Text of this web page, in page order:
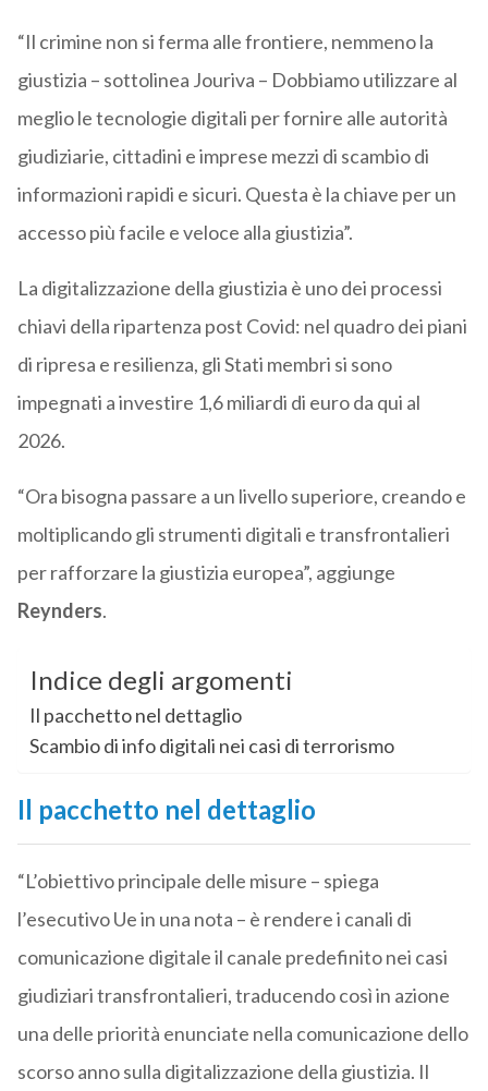
“Il crimine non si ferma alle frontiere, nemmeno la
giustizia – sottolinea Jouriva – Dobbiamo utilizzare al
meglio le tecnologie digitali per fornire alle autorità
giudiziarie, cittadini e imprese mezzi di scambio di
informazioni rapidi e sicuri. Questa è la chiave per un
accesso più facile e veloce alla giustizia”.
La digitalizzazione della giustizia è uno dei processi
chiavi della ripartenza post Covid: nel quadro dei piani
di ripresa e resilienza, gli Stati membri si sono
impegnati a investire 1,6 miliardi di euro da qui al
2026.
“Ora bisogna passare a un livello superiore, creando e
moltiplicando gli strumenti digitali e transfrontalieri
per rafforzare la giustizia europea”, aggiunge
Reynders.
Indice degli argomenti
Il pacchetto nel dettaglio
Scambio di info digitali nei casi di terrorismo
Il pacchetto nel dettaglio
“L’obiettivo principale delle misure – spiega
l’esecutivo Ue in una nota – è rendere i canali di
comunicazione digitale il canale predefinito nei casi
giudiziari transfrontalieri, traducendo così in azione
una delle priorità enunciate nella comunicazione dello
scorso anno sulla digitalizzazione della giustizia. Il